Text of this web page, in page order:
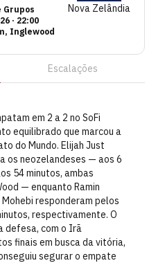
Grupos
· 22:00
Inglewood
Nova Zelândia
Escalações
em 2 a 2 no SoFi
equilibrado que marcou a
do Mundo. Elijah Just
os neozelandeses — aos 6
54 minutos, ambas
— enquanto Ramin
responderam pelos
respectivamente. O
defesa, com o Irã
finais em busca da vitória,
segurar o empate